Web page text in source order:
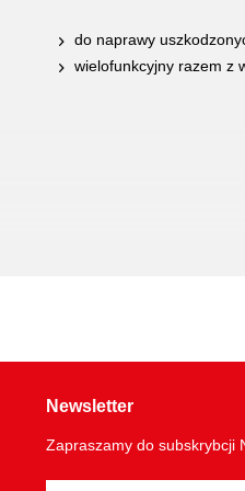
do naprawy
wielofunkcyjny razem z
Newsletter
Zapraszamy do subskrybcji